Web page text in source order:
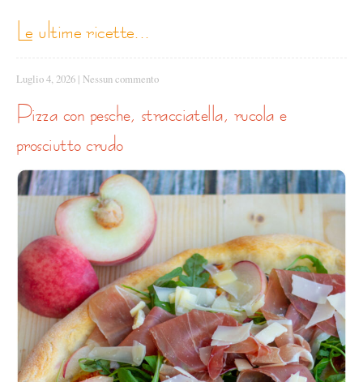
le ultime ricette...
Luglio 4, 2026 | Nessun commento
pizza con pesche, stracciatella, rucola e
prosciutto crudo